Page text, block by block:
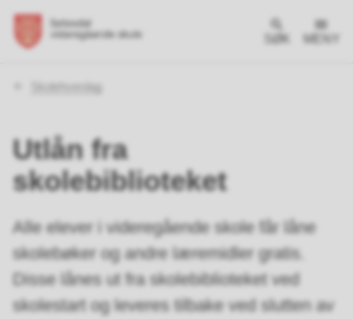
SØK MENY
Skolehverdag
Utlån fra
skolebiblioteket
Alle elever i videregående skole får låne
skolebøker og andre læremidler gratis.
Disse lånes ut fra skolebiblioteket ved
skolestart og leveres tilbake ved slutten av